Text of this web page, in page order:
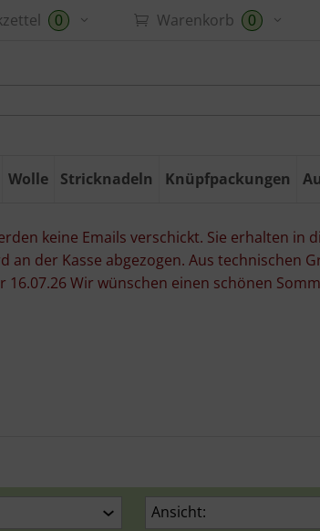
0 Warenkorb 0
Wolle Stricknadeln Knüpfpackungen
keine Emails verschickt. Sie erhalten in
der Kasse abgezogen. Aus technischen
Wir wünschen einen schönen
Ansicht: